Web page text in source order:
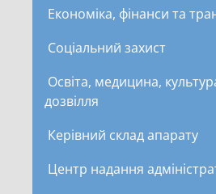
Економіка, фінанси та
Соціальний захист
Освіта, медицина,
дозвілля
Керівний склад апарату
Центр надання